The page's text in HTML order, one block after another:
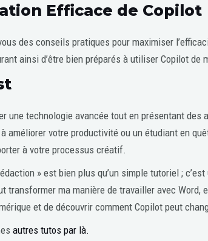
Efficace de Copilot
des conseils pratiques pour maximiser
ainsi d’être bien préparés à utiliser Copilot de
une technologie avancée tout en présentant
votre productivité ou un étudiant en
à votre processus créatif.
» est bien plus qu’un simple tutoriel ;
transformer ma manière de travailler avec
et de découvrir comment Copilot peut
autres tutos par là.